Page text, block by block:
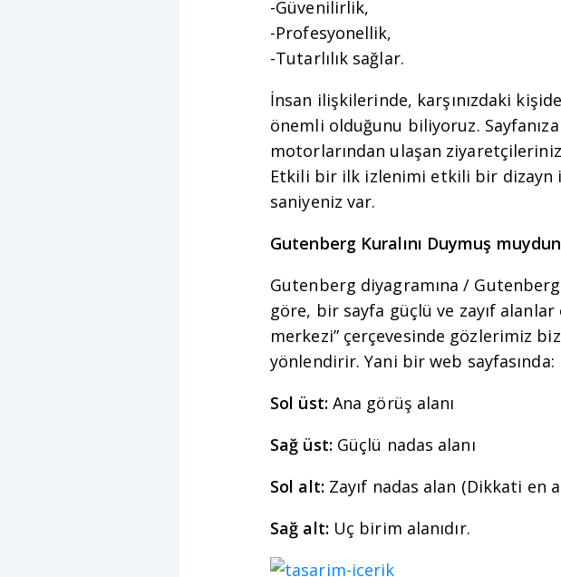
-Güvenilirlik,
-Profesyonellik,
-Tutarlılık sağlar.
İnsan ilişkilerinde, karşınızdaki
önemli olduğunu biliyoruz.
motorlarından ulaşan
Etkili bir ilk izlenimi etkili bir dizayn
saniyeniz var.
Gutenberg Kuralını Duymuş
Gutenberg diyagramına /
göre, bir sayfa güçlü ve zayıf
merkezi” çerçevesinde gözlerimiz
yönlendirir. Yani bir web sayfasında:
Sol üst:Ana görüş alanı
Sağ üst:Güçlü nadas alanı
Sol alt:Zayıf nadas alan (Dikkati en
Sağ alt:Uç birim alanıdır.